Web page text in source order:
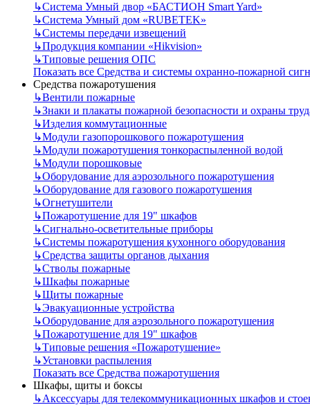
↳Система Умный двор «БАСТИОН Smart Yard»
↳Система Умный дом «RUBETEK»
↳Системы передачи извещений
↳Продукция компании «Hikvision»
↳Типовые решения ОПС
Показать все Средства и системы охранно-пожарной
Средства пожаротушения
↳Вентили пожарные
↳Знаки и плакаты пожарной безопасности и охраны
↳Изделия коммутационные
↳Модули газопорошкового пожаротушения
↳Модули пожаротушения тонкораспыленной водой
↳Модули порошковые
↳Оборудование для аэрозольного пожаротушения
↳Оборудование для газового пожаротушения
↳Огнетушители
↳Пожаротушение для 19" шкафов
↳Сигнально-осветительные приборы
↳Системы пожаротушения кухонного оборудования
↳Средства защиты органов дыхания
↳Стволы пожарные
↳Шкафы пожарные
↳Щиты пожарные
↳Эвакуационные устройства
↳Оборудование для аэрозольного пожаротушения
↳Пожаротушение для 19" шкафов
↳Типовые решения «Пожаротушение»
↳Установки распыления
Показать все Средства пожаротушения
Шкафы, щиты и боксы
↳Аксессуары для телекоммуникационных шкафов и